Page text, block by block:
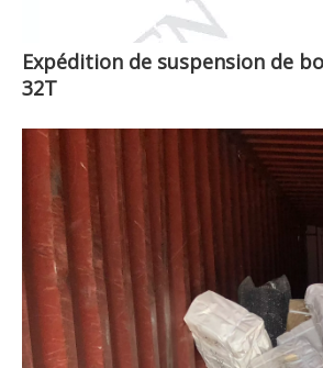
Expédition de suspension de
32T